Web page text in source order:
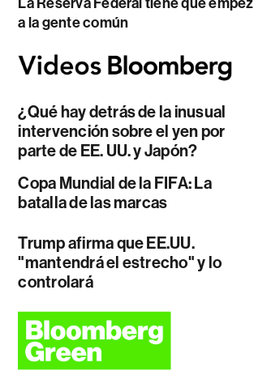
a la gente común
¿Qué hay detrás de la inusual
intervención sobre el yen por
parte de EE. UU. y Japón?
Copa Mundial de la FIFA: La
batalla de las marcas
Trump afirma que EE.UU.
"mantendrá el estrecho" y lo
controlará